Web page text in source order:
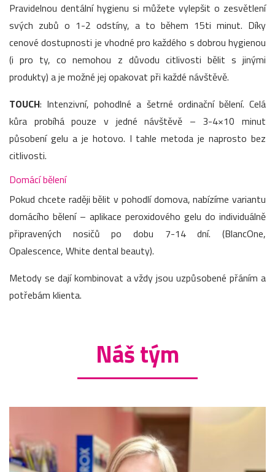
Pravidelnou dentální hygienu si můžete vylepšit o zesvětlení
svých zubů o 1-2 odstíny, a to během 15ti minut. Díky
cenové dostupnosti je vhodné pro každého s dobrou hygienou
(i pro ty, co nemohou z důvodu citlivosti bělit s jinými
produkty) a je možné jej opakovat při každé návštěvě.
TOUCH: Intenzivní, pohodlné a šetrné ordinační bělení. Celá
kůra probíhá pouze v jedné návštěvě – 3-4×10 minut
působení gelu a je hotovo. I tahle metoda je naprosto bez
citlivosti.
Domácí bělení
Pokud chcete raději bělit v pohodlí domova, nabízíme variantu
domácího bělení – aplikace peroxidového gelu do individuálně
připravených nosičů po dobu 7-14 dní. (BlancOne,
Opalescence, White dental beauty).
Metody se dají kombinovat a vždy jsou uzpůsobené přáním a
potřebám klienta.
Náš tým